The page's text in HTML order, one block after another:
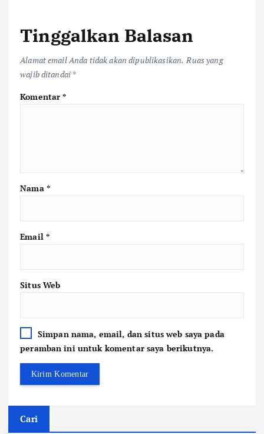
Tinggalkan Balasan
Alamat email Anda tidak akan dipublikasikan. Ruas yang
wajib ditandai *
Komentar*
Nama *
Email *
Situs Web
Simpan nama, email, dan situs web saya pada
peramban ini untuk komentar saya berikutnya.
Cari